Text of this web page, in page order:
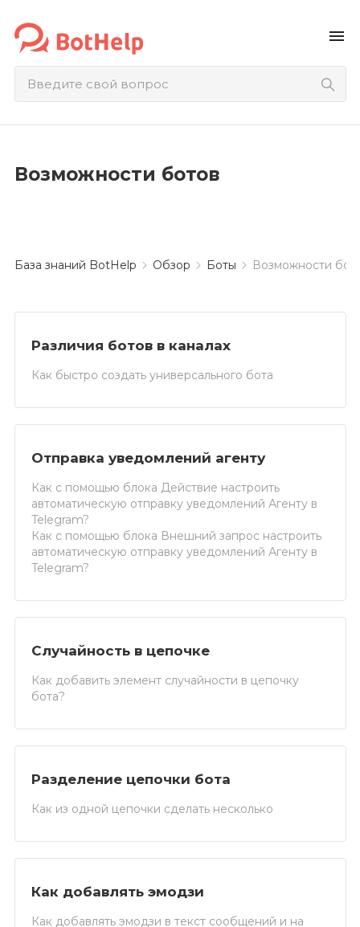
menu
Возможности ботов
База знаний BotHelp Обзор Боты Возможности
Различия ботов в каналах
Как быстро создать универсального бота
Отправка уведомлений агенту
Как с помощью блока Действие настроить
автоматическую отправку уведомлений Агенту в
Telegram?
Как с помощью блока Внешний запрос настроить
автоматическую отправку уведомлений Агенту в
Telegram?
Случайность в цепочке
Как добавить элемент случайности в цепочку
бота?
Разделение цепочки бота
Как из одной цепочки сделать несколько
Как добавлять эмодзи
Как добавлять эмодзи в текст сообщений и на